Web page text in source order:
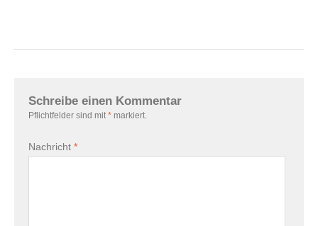
Schreibe einen Kommentar
Pflichtfelder sind mit* markiert.
Nachricht *